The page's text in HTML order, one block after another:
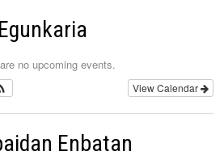
Egunkaria
no upcoming events.
View Calendar
Enbatan